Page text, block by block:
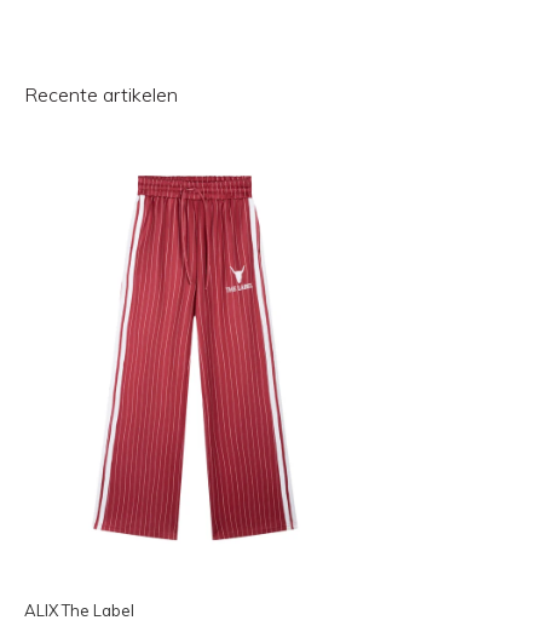
Recente artikelen
ALIX The Label